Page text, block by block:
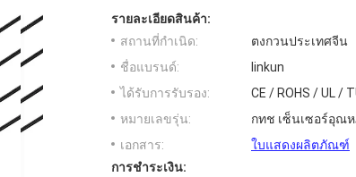
รายละเอียดสินค้า:
สถานที่กำเนิด:
ตงกวนประเทศจีน
ชื่อแบรนด์:
linkun
ได้รับการรับรอง:
CE / ROHS / UL /
หมายเลขรุ่น:
กทช เซ็นเซอร์อุณ
เอกสาร:
ใบแสดงผลิตภัณฑ์
การชำระเงิน: